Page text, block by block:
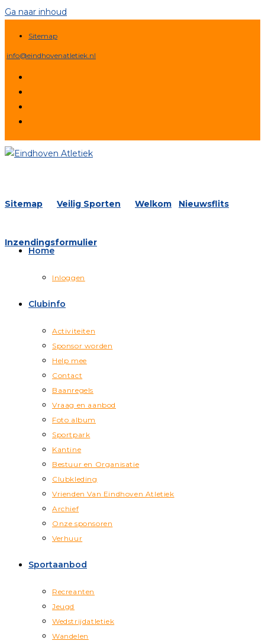
Ga naar inhoud
Sitemap
info@eindhovenatletiek.nl
Sitemap Veilig Sporten Welkom Nieuwsflits
Inzendingsformulier
Home
Inloggen
Clubinfo
Activiteiten
Sponsor worden
Help mee
Contact
Baanregels
Vraag en aanbod
Foto album
Sportpark
Kantine
Bestuur en Organisatie
Clubkleding
Vrienden Van Eindhoven Atletiek
Archief
Onze sponsoren
Verhuur
Sportaanbod
Recreanten
Jeugd
Wedstrijdatletiek
Wandelen